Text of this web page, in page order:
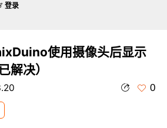
使用摄像头后显示
解决）
0
登录